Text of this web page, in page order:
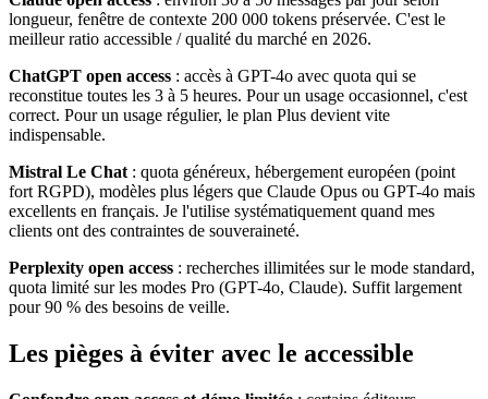
longueur, fenêtre de contexte 200 000 tokens préservée. C'est le
meilleur ratio accessible / qualité du marché en 2026.
ChatGPT open access : accès à GPT-4o avec quota qui se
reconstitue toutes les 3 à 5 heures. Pour un usage occasionnel, c'est
correct. Pour un usage régulier, le plan Plus devient vite
indispensable.
Mistral Le Chat : quota généreux, hébergement européen (point
fort RGPD), modèles plus légers que Claude Opus ou GPT-4o mais
excellents en français. Je l'utilise systématiquement quand mes
clients ont des contraintes de souveraineté.
Perplexity open access : recherches illimitées sur le mode standard,
quota limité sur les modes Pro (GPT-4o, Claude). Suffit largement
pour 90 % des besoins de veille.
Les pièges à éviter avec le accessible